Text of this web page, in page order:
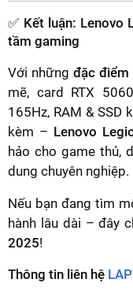
✅ Kết luận: Lenovo
tầm gaming
Với nhữngđặc
mẽ, card RTX
165Hz, RAM & SSD
kèm – Lenovo
hảo cho game thủ,
dung chuyên nghiệp.
Nếu bạn đang tìm
hành lâu dài – đây
2025!
Thông tin liên hệ